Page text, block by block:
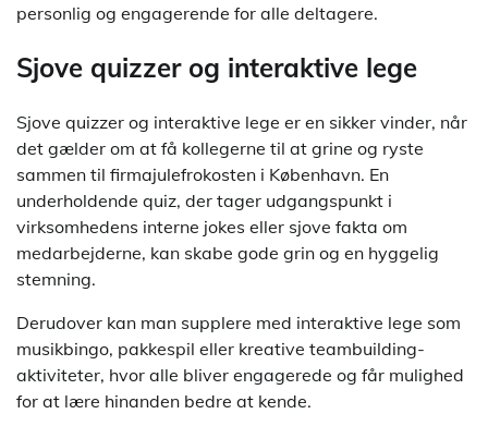
personlig og engagerende for alle deltagere.
Sjove quizzer og interaktive lege
Sjove quizzer og interaktive lege er en sikker vinder, når
det gælder om at få kollegerne til at grine og ryste
sammen til firmajulefrokosten i København. En
underholdende quiz, der tager udgangspunkt i
virksomhedens interne jokes eller sjove fakta om
medarbejderne, kan skabe gode grin og en hyggelig
stemning.
Derudover kan man supplere med interaktive lege som
musikbingo, pakkespil eller kreative teambuilding-
aktiviteter, hvor alle bliver engagerede og får mulighed
for at lære hinanden bedre at kende.